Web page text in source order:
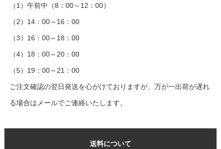
（1）午前中（8：00～12：00）
（2）14：00～16：00
（3）16：00～18：00
（4）18：00～20：00
（5）19：00～21：00
ご注文確認の翌日発送を心がけておりますが、万が一出荷が遅れ
る場合はメールでご連絡いたします。
送料について